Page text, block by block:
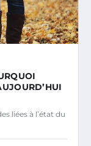
liées à l’état du